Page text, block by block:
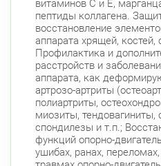
витаминов С и Е,
пептиды коллагена.
восстановление
аппарата хрящей, костей,
Профилактика и
расстройств и
аппарата, как
артрозо-артриты
полиартриты,
миозиты, тендовагиниты,
спондилезы и т.п.;
функций опорно-
ушибах, ранах,